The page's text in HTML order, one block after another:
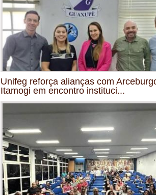
Unifeg reforça alianças com
Itamogi em encontro instituci...